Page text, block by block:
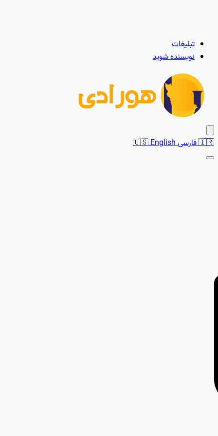
تبلیغات
نویسنده شوید
🇮🇷فارسی 🇺🇸English